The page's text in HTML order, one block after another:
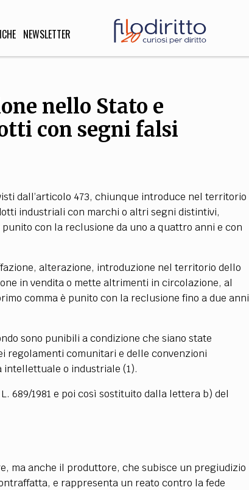
NEWSLETTER
Esteri
DIRITTO
Religione
INNOVAZIONE
Scienze informatiche,
Architettura, Ingegneria
TEAM
REDAZIONE COMITATO SCIENTIFICO AUTORI CURATORI FOTOGRAFI
EXTRA
CODICI RUBRICHE LIBRI PROCEEDINGS PUBBLICITÀ
SOCIAL MEDIA
nello Stato e
con segni falsi
dall’articolo 473, chiunque introduce nel territorio
industriali con marchi o altri segni distintivi,
con la reclusione da uno a quattro anni e con
alterazione, introduzione nel territorio dello
in vendita o mette altrimenti in circolazione, al
comma è punito con la reclusione fino a due anni
sono punibili a condizione che siano state
regolamenti comunitari e delle convenzioni
o industriale (1).
689/1981 e poi così sostituito dalla lettera b) del
ma anche il produttore, che subisce un pregiudizio
e rappresenta un reato contro la fede